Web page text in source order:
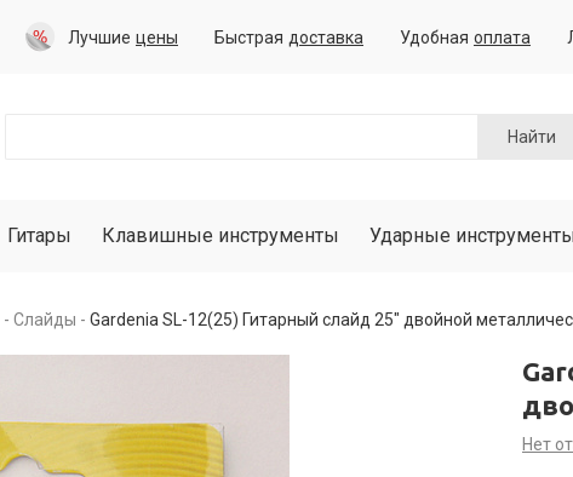
Лучшие цены Быстрая доставка Удобная оплата
Найти
Гитары Клавишные инструменты Ударные
Слайды Gardenia SL-12(25) Гитарный слайд 25" двойной
Нет